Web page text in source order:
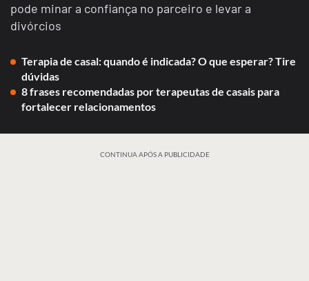
pode minar a confiança no parceiro e levar a
divórcios
Terapia de casal: quando é indicada? O que esperar? Tire
dúvidas
8 frases recomendadas por terapeutas de casais para
fortalecer relacionamentos
CONTINUA APÓS A PUBLICIDADE